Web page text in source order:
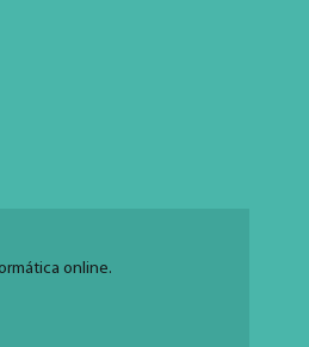
online.